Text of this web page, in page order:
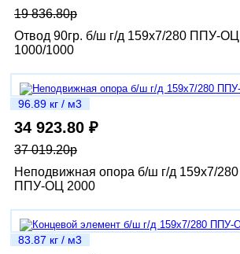
19 836.80р
Отвод 90гр. б/ш г/д 159х7/280 ППУ-ОЦ
1000/1000
96.89 кг / м3
34 923.80 ₽
37 019.20р
Неподвижная опора б/ш г/д 159х7/280
ППУ-ОЦ 2000
83.87 кг / м3